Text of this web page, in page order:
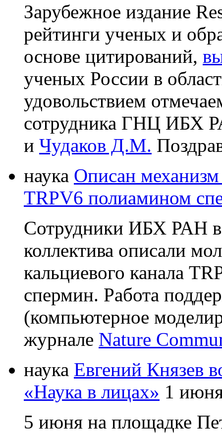
Зарубежное издание
рейтинги ученых и
основе цитирований,
ученых России в
удовольствием
сотрудника ГНЦ ИБХ
и Чудаков Д.М.
наука Описан
TRPV6 полиамином
Сотрудники ИБХ РАН в
коллектива описали
кальциевого канала
спермин. Работа
(компьютерное
журнале Nature
наука Евгений Князев
«Наука в лицах» 1
5 июня на площадке